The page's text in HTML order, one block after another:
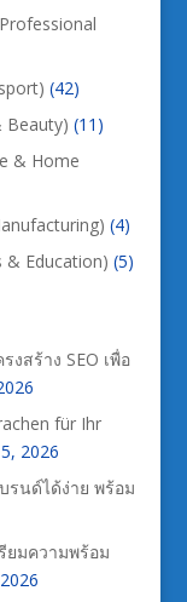
(42)
Beauty) (11)
& Home
(4)
& Education) (5)
สร้าง SEO เพื่อ
für Ihr
2026
รนด์ได้ง่าย พร้อม
ยมความพร้อม